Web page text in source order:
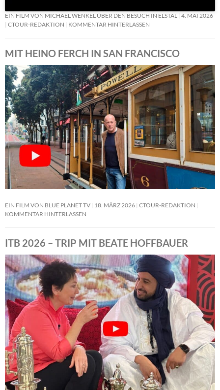
EIN FILM VON MICHAEL WENKEL ÜBER DEN BESUCH IN ELSTAL
4. MAI 2026
CTOUR-REDAKTION
KOMMENTAR HINTERLASSEN
MIT HEINO FERCH IN SAN FRANCISCO
EIN FILM VON BLUE PLANET TV 18. MÄRZ 2026 CTOUR-REDAKTION
KOMMENTAR HINTERLASSEN
ITB 2026 – TRIP MIT BEATE HOFFBAUER